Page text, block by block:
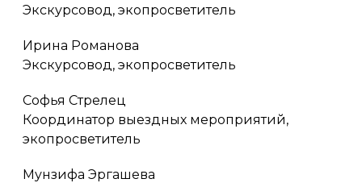
Экскурсовод, экопросветитель
Ирина Романова
Экскурсовод, экопросветитель
Софья Стрелец
Координатор выездных мероприятий,
экопросветитель
Мунзифа Эргашева